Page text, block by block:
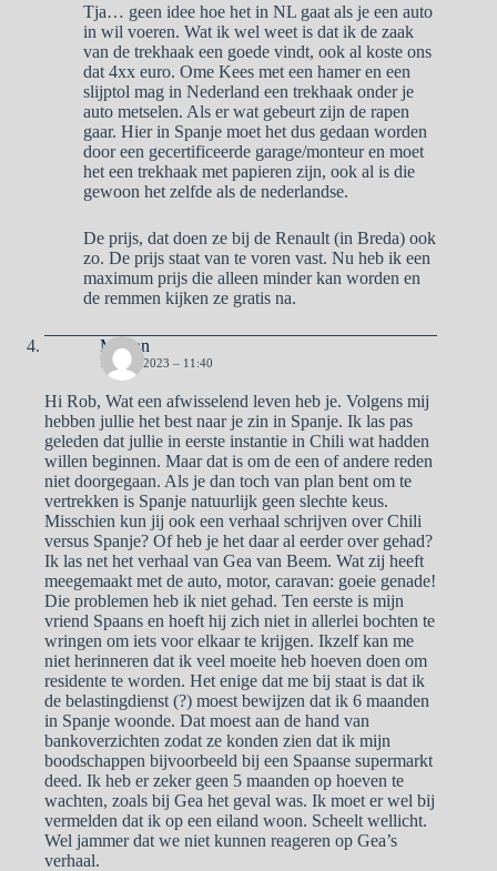
Tja… geen idee hoe het in NL gaat als je een auto
in wil voeren. Wat ik wel weet is dat ik de zaak
van de trekhaak een goede vindt, ook al koste ons
dat 4xx euro. Ome Kees met een hamer en een
slijptol mag in Nederland een trekhaak onder je
auto metselen. Als er wat gebeurt zijn de rapen
gaar. Hier in Spanje moet het dus gedaan worden
door een gecertificeerde garage/monteur en moet
het een trekhaak met papieren zijn, ook al is die
gewoon het zelfde als de nederlandse.
De prijs, dat doen ze bij de Renault (in Breda) ook
zo. De prijs staat van te voren vast. Nu heb ik een
maximum prijs die alleen minder kan worden en
de remmen kijken ze gratis na.
Marian
10 MEI 2023 – 11:40
Hi Rob, Wat een afwisselend leven heb je. Volgens mij
hebben jullie het best naar je zin in Spanje. Ik las pas
geleden dat jullie in eerste instantie in Chili wat hadden
willen beginnen. Maar dat is om de een of andere reden
niet doorgegaan. Als je dan toch van plan bent om te
vertrekken is Spanje natuurlijk geen slechte keus.
Misschien kun jij ook een verhaal schrijven over Chili
versus Spanje? Of heb je het daar al eerder over gehad?
Ik las net het verhaal van Gea van Beem. Wat zij heeft
meegemaakt met de auto, motor, caravan: goeie genade!
Die problemen heb ik niet gehad. Ten eerste is mijn
vriend Spaans en hoeft hij zich niet in allerlei bochten te
wringen om iets voor elkaar te krijgen. Ikzelf kan me
niet herinneren dat ik veel moeite heb hoeven doen om
residente te worden. Het enige dat me bij staat is dat ik
de belastingdienst (?) moest bewijzen dat ik 6 maanden
in Spanje woonde. Dat moest aan de hand van
bankoverzichten zodat ze konden zien dat ik mijn
boodschappen bijvoorbeeld bij een Spaanse supermarkt
deed. Ik heb er zeker geen 5 maanden op hoeven te
wachten, zoals bij Gea het geval was. Ik moet er wel bij
vermelden dat ik op een eiland woon. Scheelt wellicht.
Wel jammer dat we niet kunnen reageren op Gea’s
verhaal.